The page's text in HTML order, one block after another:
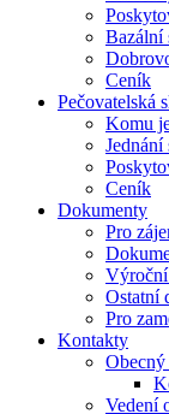
Bazální
Ceník
Pečovatelská
Komu
Jednání
Ceník
Dokumenty
Pro
Ostatní
Pro
Kontakty
Vedení